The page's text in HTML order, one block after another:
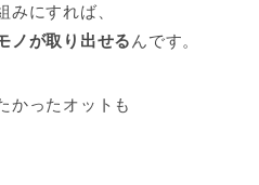
みにすれば、
ノが取り出せる んです。
かったオットも